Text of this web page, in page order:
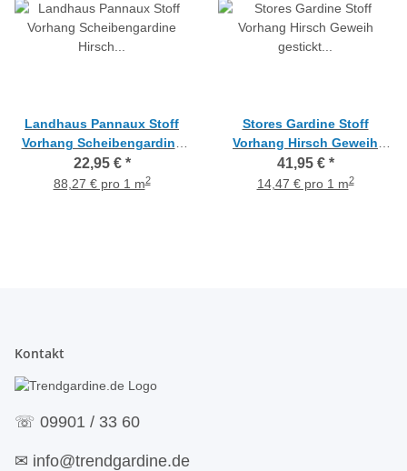
Landhaus Pannaux Stoff
Vorhang Scheibengardine
Hirsch weiß H 26 cm,
Meterware
22,95 € *
88,27 € pro 1 m2
Stores Gardine Stoff
Vorhang Hirsch Geweih
gestickt rohweiß transp.
Meterware
41,95 € *
14,47 € pro 1 m2
Kontakt
☏ 09901 / 33 60
✉ info@trendgardine.de